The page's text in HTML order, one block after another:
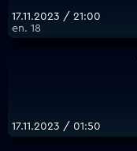
17.11.2023 / 21:00
еп. 18
17.11.2023 / 01:50